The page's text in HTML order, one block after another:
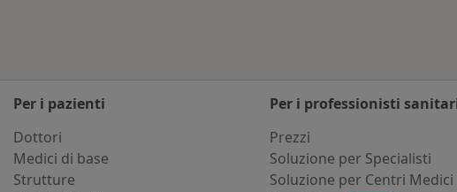
Per i pazienti
Dottori
Medici di base
Strutture
Per i professionisti
Prezzi
Soluzione per Specialisti
Soluzione per Centri Medici